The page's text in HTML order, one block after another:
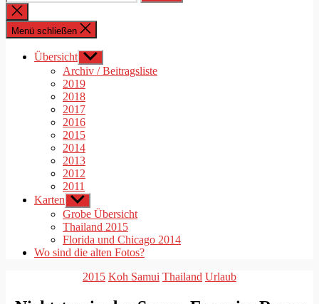
nach:
Suche
schließen
Menü schließen
Übersicht Untermenü
anzeigen
Archiv / Beitragsliste
2019
2018
2017
2016
2015
2014
2013
2012
2011
Karten Untermenü
anzeigen
Grobe Übersicht
Thailand 2015
Florida und Chicago 2014
Wo sind die alten Fotos?
Kategorien
2015 Koh Samui Thailand Urlaub